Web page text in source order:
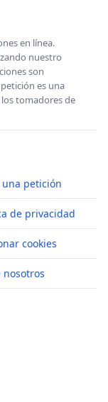
en línea.
nuestro
son
es una
tomadores de
una petición
de privacidad
cookies
nosotros